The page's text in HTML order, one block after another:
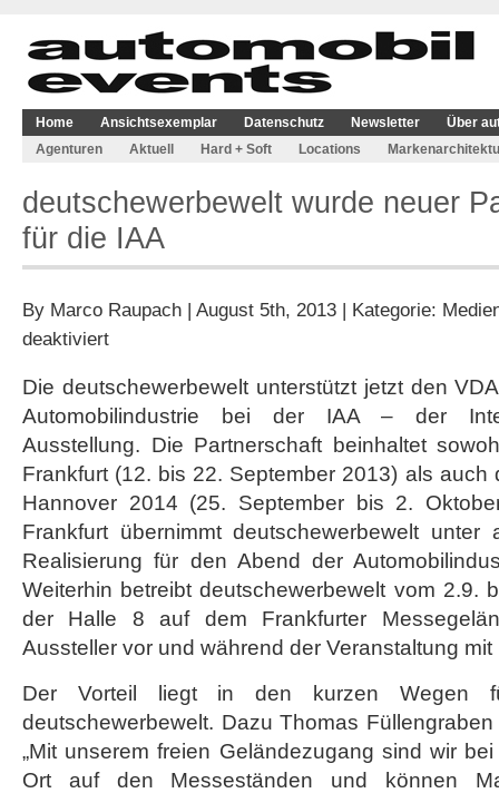
Home Ansichtsexemplar Datenschutz Newsletter
Über
Agenturen
Aktuell Hard + Soft Locations
deutschewerbewelt wurde neuer
für die IAA
By Marco Raupach | August 5th, 2013 | Kategorie:
deaktiviertfür
neuer
Partner
VDA
für
IAA
Die deutschewerbewelt unterstützt jetzt den
Automobilindustrie bei der IAA – der
Ausstellung. Die Partnerschaft beinhaltet
Frankfurt (12. bis 22. September 2013) als auch
Hannover 2014 (25. September bis 2.
Frankfurt übernimmt deutschewerbewelt unter
Realisierung für den Abend der
Weiterhin betreibt deutschewerbewelt vom 2.9.
der Halle 8 auf dem Frankfurter
Aussteller vor und während der Veranstaltung
Der Vorteil liegt in den kurzen Wegen
deutschewerbewelt. Dazu Thomas
„Mit unserem freien Geländezugang sind wir
Ort auf den Messeständen und können